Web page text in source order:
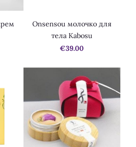
Onsensou молочко для
тела Kabosu
€39.00